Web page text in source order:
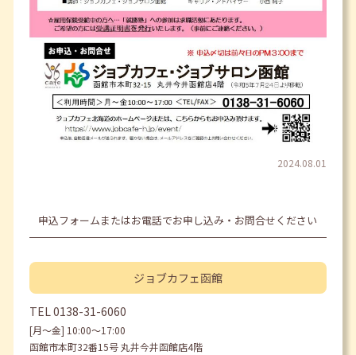
2024.08.01
申込フォームまたはお電話でお申し込み・お問合せください
ジョブカフェ函館
TEL 0138-31-6060
[月〜金] 10:00〜17:00
函館市本町32番15号 丸井今井函館店4階